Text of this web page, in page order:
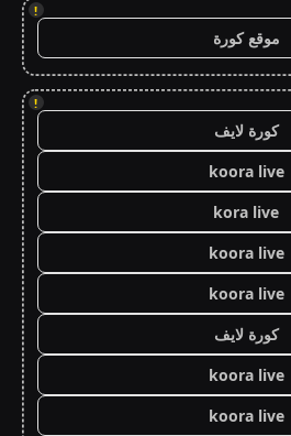
!
موقع كورة
!
كورة لايف
koora live
kora live
koora live
koora live
كورة لايف
koora live
koora live